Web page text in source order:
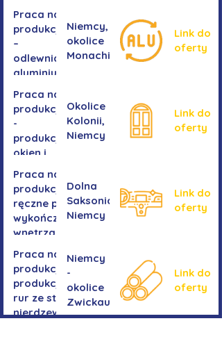
Praca na
produkcji
–
odlewnia
aluminium
Niemcy,
okolice
Monachium
Link do
oferty
Praca na
produkcji
-
produkcja
okien i
Okolice
Kolonii,
Niemcy
Link do
oferty
Praca na
produkcji -
ręczne prace
wykończeniowe
wnętrza aut
Dolna
Saksonia,
Niemcy
Link do
oferty
Praca na
produkcji-
produkcja
rur ze stali
nierdzewnej
Niemcy
-
okolice
Zwickau
Link do
oferty